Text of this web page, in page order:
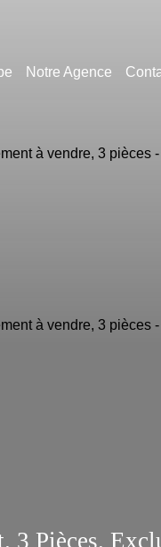
Notre Agence
3 Pièces.